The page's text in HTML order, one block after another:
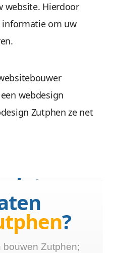
website. Hierdoor
informatie om uw
webdesign
Zutphen ze net
laten
website die
?
bouwen Zutphen;